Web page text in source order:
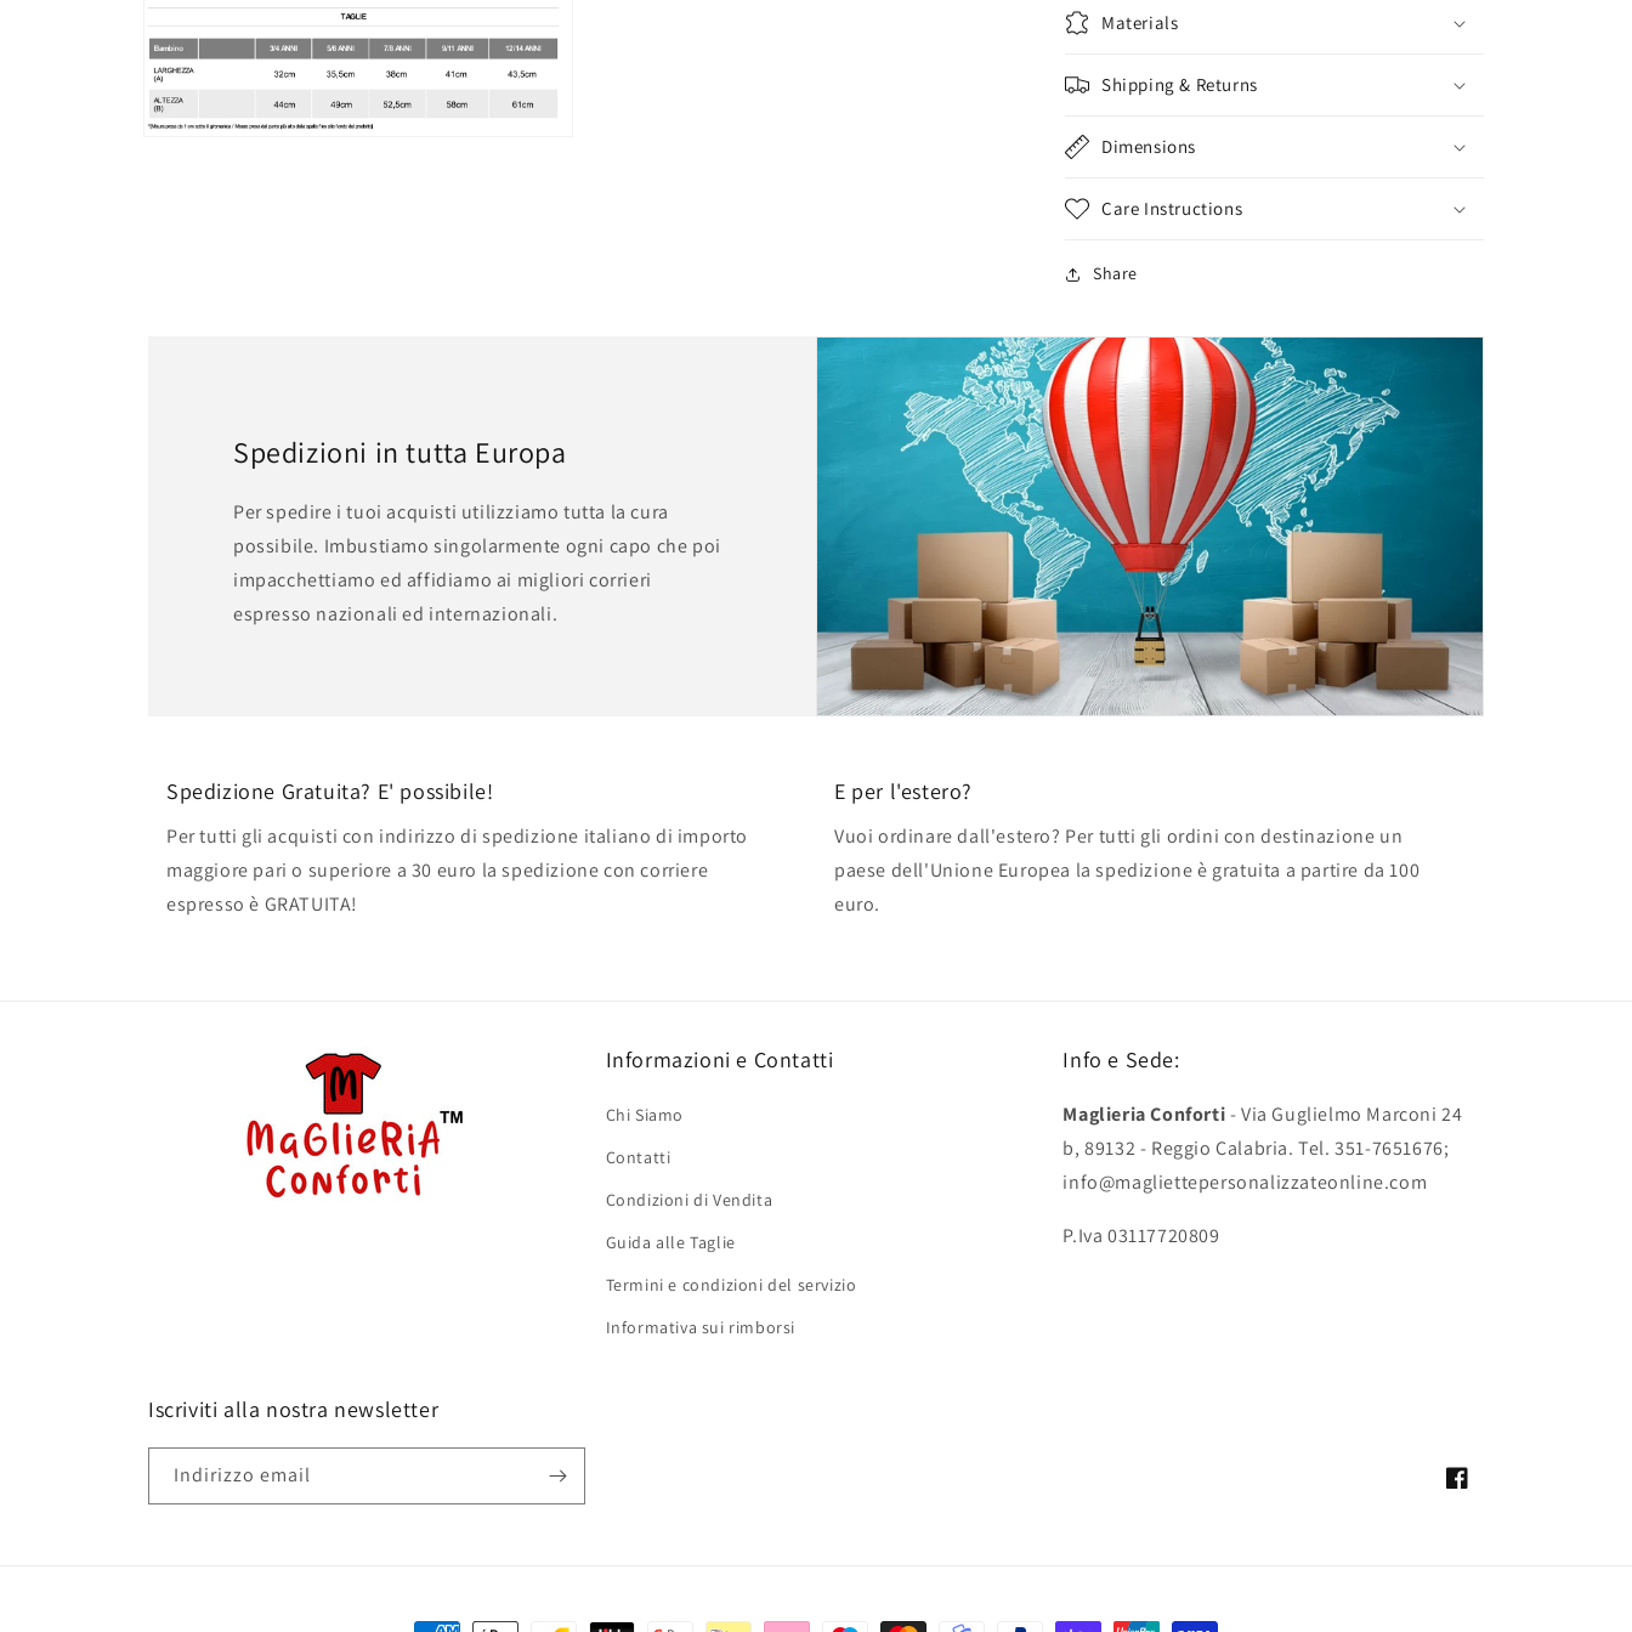
Materials
Shipping & Returns
Dimensions
Care Instructions
Share
Spedizioni in tutta Europa
Per spedire i tuoi acquisti utilizziamo tutta la cura
possibile. Imbustiamo singolarmente ogni capo che poi
impacchettiamo ed affidiamo ai migliori corrieri
espresso nazionali ed internazionali.
Spedizione Gratuita? E' possibile!
Per tutti gli acquisti con indirizzo di spedizione italiano di importo
maggiore pari o superiore a 30 euro la spedizione con corriere
espresso è GRATUITA!
E per l'estero?
Vuoi ordinare dall'estero? Per tutti gli ordini con destinazione un
paese dell'Unione Europea la spedizione è gratuita a partire da 100
euro.
Informazioni e Contatti
Chi Siamo
Contatti
Condizioni di Vendita
Guida alle Taglie
Termini e condizioni del servizio
Informativa sui rimborsi
Info e Sede:
Maglieria Conforti- Via Guglielmo Marconi 24
b, 89132 - Reggio Calabria. Tel. 351-7651676;
info@magliettepersonalizzateonline.com
P.Iva 03117720809
Iscriviti alla nostra newsletter
Indirizzo email
Facebook